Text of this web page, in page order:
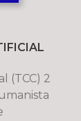
(TCC) 2